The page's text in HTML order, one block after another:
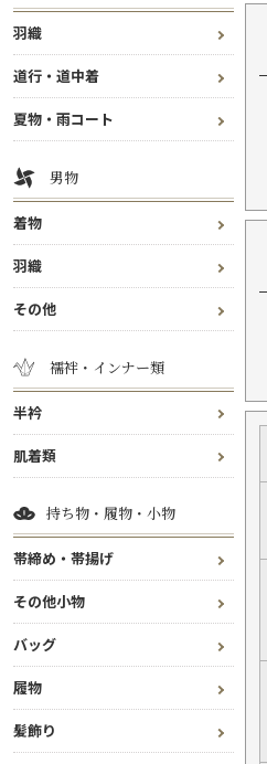
羽織
道行・道中着
夏物・雨コート
男物
着物
羽織
その他
襦袢・インナー類
半衿
肌着類
持ち物・履物・小物
帯締め・帯揚げ
その他小物
バッグ
履物
髪飾り